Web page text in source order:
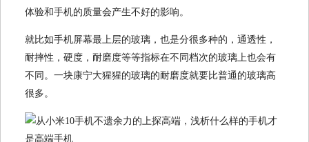
体验和手机的质量会产生不好的影响。
就比如手机屏幕最上层的玻璃，也是分很多种的，通透性，
耐摔性，硬度，耐磨度等等指标在不同档次的玻璃上也会有
不同。一块康宁大猩猩的玻璃的耐磨度就要比普通的玻璃高
很多。